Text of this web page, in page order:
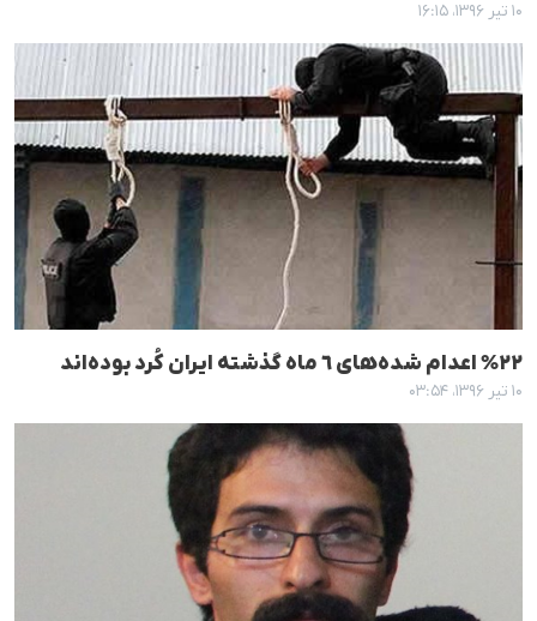
۱۰ تیر ۱۳۹۶، ۱۶:۱۵
٢٢% اعدام شدەهای ٦ ماه گذشتە ایران کُرد بودەاند
۱۰ تیر ۱۳۹۶، ۰۳:۵۴